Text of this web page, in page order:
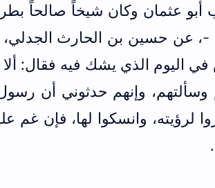
أبو عثمان وكان شيخاً صالحاً
-، عن حسين بن الحارث
اليوم الذي يشك فيه فقال:
وسألتهم، وإنهم حدثوني أن
لرؤيته، وانسكوا لها، فإن غم
.